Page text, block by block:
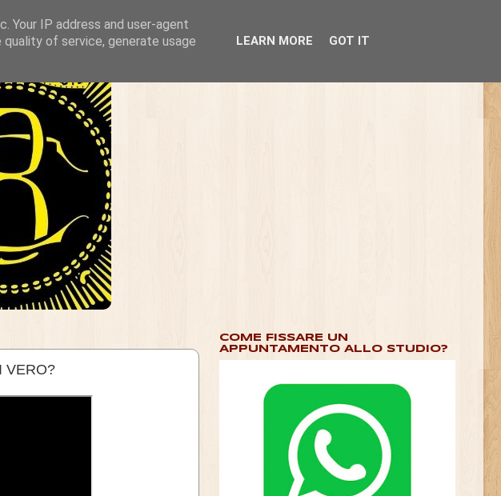
VERO?
COME FISSARE UN
APPUNTAMENTO ALLO STUDIO?
Your IP address and user-agent
of service, generate usage
LEARN MORE GOT IT